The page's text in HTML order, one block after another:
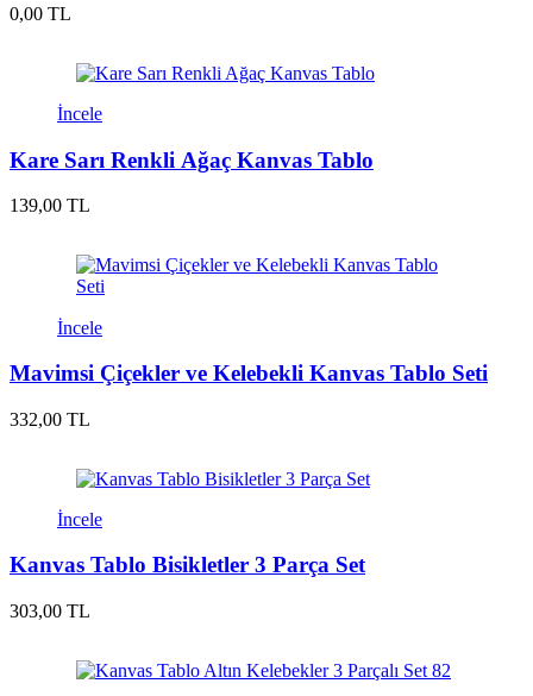
0,00 TL
İncele
Kare Sarı Renkli Ağaç Kanvas Tablo
139,00 TL
İncele
Mavimsi Çiçekler ve Kelebekli Kanvas Tablo Seti
332,00 TL
İncele
Kanvas Tablo Bisikletler 3 Parça Set
303,00 TL